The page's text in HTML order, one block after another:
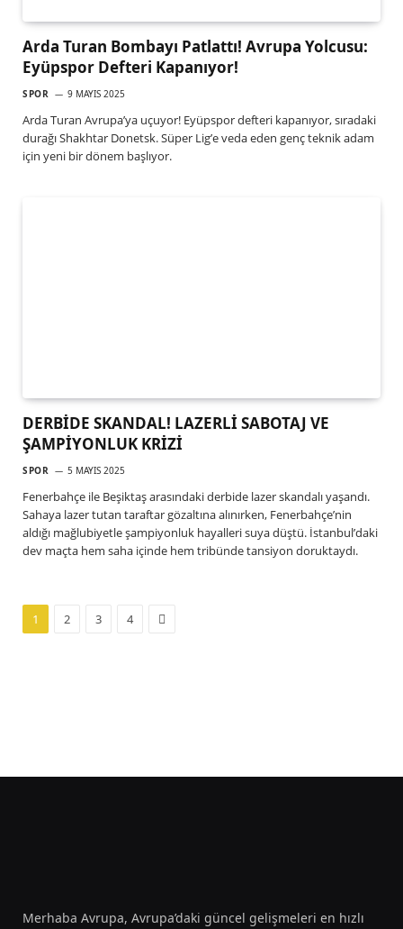
Arda Turan Bombayı Patlattı! Avrupa Yolcusu:
Eyüpspor Defteri Kapanıyor!
SPOR 9 MAYIS 2025
Arda Turan Avrupa’ya uçuyor! Eyüpspor defteri kapanıyor, sıradaki
durağı Shakhtar Donetsk. Süper Lig’e veda eden genç teknik adam
için yeni bir dönem başlıyor.
DERBİDE SKANDAL! LAZERLİ SABOTAJ VE
ŞAMPİYONLUK KRİZİ
SPOR 5 MAYIS 2025
Fenerbahçe ile Beşiktaş arasındaki derbide lazer skandalı yaşandı.
Sahaya lazer tutan taraftar gözaltına alınırken, Fenerbahçe’nin
aldığı mağlubiyetle şampiyonluk hayalleri suya düştü. İstanbul’daki
dev maçta hem saha içinde hem tribünde tansiyon doruktaydı.
1 2 3 4 Next
Merhaba Avrupa, Avrupa’daki güncel gelişmeleri en hızlı